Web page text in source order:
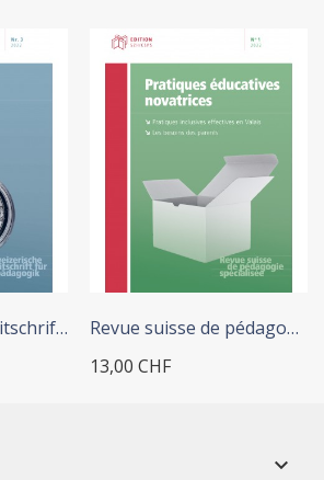
Schweizerische Zeitschrift...
Revue suisse de pédagogie...
13,00 CHF
keyboard_arrow_down